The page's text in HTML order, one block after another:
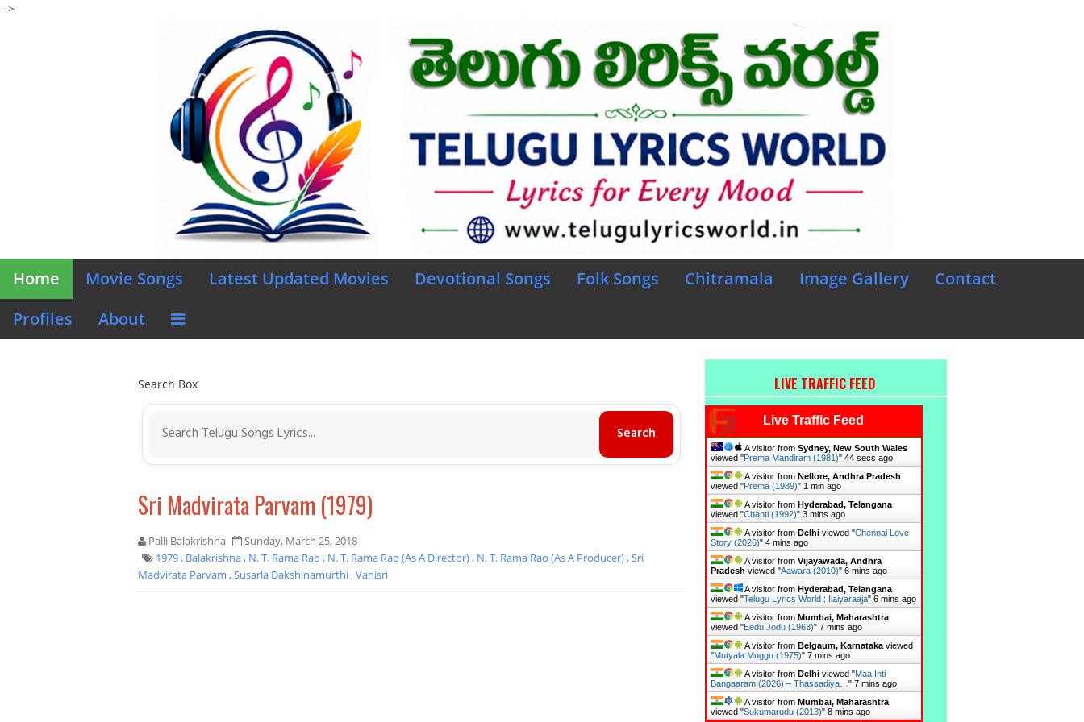
-->
Home Movie Songs Latest Updated Movies Devotional Songs Folk Songs Chitramala Image Gallery
Contact
Profiles
About
Search Box
Sri Madvirata Parvam (1979)
Palli Balakrishna
Sunday, March 25, 2018
1979, Balakrishna, N. T. Rama Rao , N. T. Rama Rao (As A Director), N. T. Rama Rao (As A Producer),Sri
Madvirata Parvam ,Susarla Dakshinamurthi,Vanisri
LIVE TRAFFIC FEED
Live Traffic Feed
A visitor from Hyderabad, Telangana
viewed "Gundamma Katha (1962) "7 secs ago
A visitor from Sydney, New South Wales
viewed "Prema Mandiram (1981)"
A visitor from Nellore, Andhra Pradesh
viewed "Prema (1989)"1 min ago
A visitor from Hyderabad, Telangana
viewed "Chanti (1992)"3 mins ago
A visitor from Delhiviewed "Chennai Love
Story (2026)"4 mins ago
A visitor from Vijayawada, Andhra
Pradeshviewed "Aawara (2010)"6 mins ago
A visitor from Hyderabad, Telangana
viewed "Telugu Lyrics World : Ilaiyaraaja
A visitor from Mumbai, Maharashtra
viewed "Eedu Jodu (1963) "7 mins ago
A visitor from Belgaum, Karnatakaviewed
"Mutyala Muggu (1975)"7 mins ago
A visitor from Delhiviewed "Maa Inti
Bangaaram (2026) – Thassadiya…" 7 mins ago